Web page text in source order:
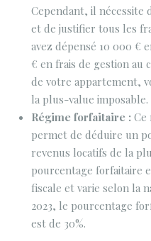
Cependant, il nécessite
et de justifier tous les
avez dépensé 10 000 €
€ en frais de gestion au
de votre appartement,
la plus-value imposable.
Régime forfaitaire : Ce
permet de déduire un
revenus locatifs de la
pourcentage forfaitaire
fiscale et varie selon la
2023, le pourcentage
est de 30%.